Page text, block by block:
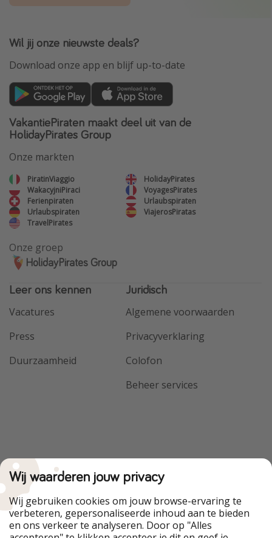
Wil jij onze nieuwste deals?
Download onze app en blijf up-to-date
VakantiePiraten maakt deel uit van de
HolidayPirates Group
Onze markten
PiratinViaggio
HolidayPirates
WakacyjniPiraci
VoyagesPirates
Ferienpiraten
Urlaubspiraten
Urlaubspiraten
ViajerosPiratas
TravelPirates
Onze groep
HolidayPirates Group
Leer ons kennen
Vacatures
Press
Duurzaamheid
Juridisch
Algemene voorwaarden
Privacyverklaring
Colofon
Beheer services
Wij waarderen jouw privacy
Wij gebruiken cookies om jouw browse-ervaring te
verbeteren, gepersonaliseerde inhoud aan te bieden
en ons verkeer te analyseren. Door op "Alles